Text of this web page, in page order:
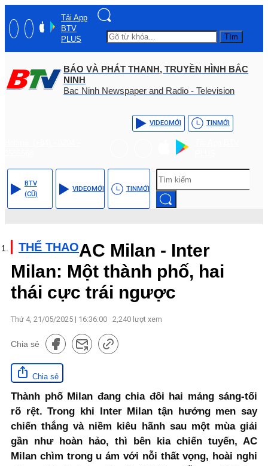
Tải App
BTV
PLUS
Tìm
BÁO VÀ PHÁT THANH, TRUYỀN HÌNH BẮC
NINH
Bac Ninh Newspaper and Radio - Television
VIDEOMỚI TINMỚI
BTV
(CŨ)
VIDEOMỚI TINMỚI
THỂ THAOAC Milan - Inter
Milan: Một thành phố, hai
thái cực trái ngược
Thứ 4, 21/05/2025 | 16:36:00 2,240 lượt xem
Chia sẻ
Chia sẻ
Thành phố Milan đang chia đôi hai mảng sáng-tối
rõ rệt. Trong khi Inter Milan tận hưởng men say
chiến thắng và niềm kiêu hãnh sau một mùa giải
gần như hoàn hảo, thì bên kia chiến tuyến, AC
Milan chìm trong u ám với nỗi thất vọng, hoài nghi